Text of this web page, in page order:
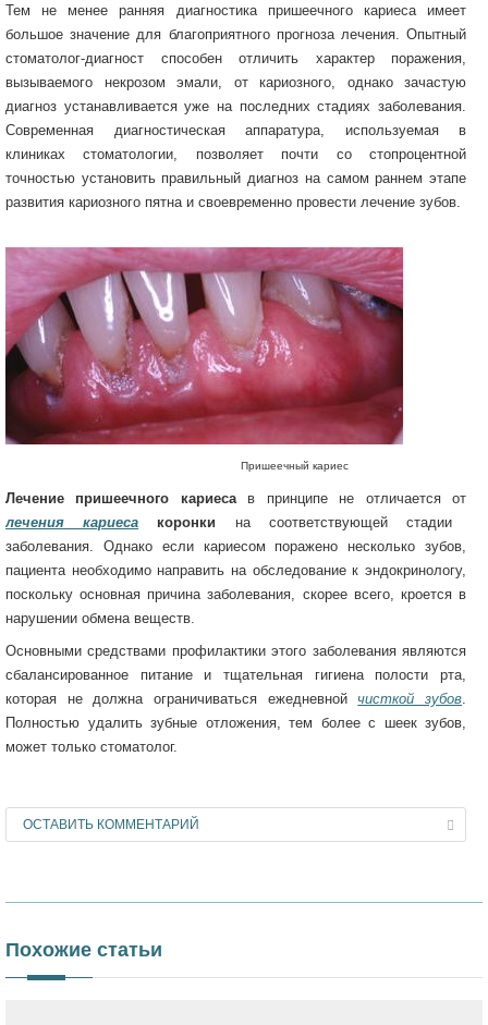
Тем не менее ранняя диагностика пришеечного кариеса имеет
большое значение для благоприятного прогноза лечения. Опытный
стоматолог-диагност способен отличить характер поражения,
вызываемого некрозом эмали, от кариозного, однако зачастую
диагноз устанавливается уже на последних стадиях заболевания.
Современная диагностическая аппаратура, используемая в
клиниках стоматологии, позволяет почти со стопроцентной
точностью установить правильный диагноз на самом раннем этапе
развития кариозного пятна и своевременно провести лечение зубов.
Пришеечный кариес
Лечение пришеечного кариесав принципе не отличается от
лечения кариеса коронки на соответствующей стадии
заболевания. Однако если кариесом поражено несколько зубов,
пациента необходимо направить на обследование к эндокринологу,
поскольку основная причина заболевания, скорее всего, кроется в
нарушении обмена веществ.
Основными средствами профилактики этого заболевания являются
сбалансированное питание и тщательная гигиена полости рта,
которая не должна ограничиваться ежедневной чисткой зубов
Полностью удалить зубные отложения, тем более с шеек зубов,
может только стоматолог.
ОСТАВИТЬ КОММЕНТАРИЙ
Похожие статьи